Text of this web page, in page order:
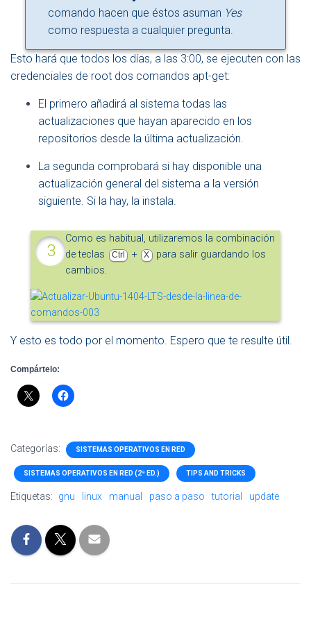
comando hacen que éstos asuman Yes
como respuesta a cualquier pregunta.
Esto hará que todos los días, a las 3:00, se ejecuten con las
credenciales de root dos comandos apt-get:
El primero añadirá al sistema todas las
actualizaciones que hayan aparecido en los
repositorios desde la última actualización.
La segunda comprobará si hay disponible una
actualización general del sistema a la versión
siguiente. Si la hay, la instala.
Como es habitual, utilizaremos la combinación
de teclas
Ctrl + X
para salir guardando los
cambios.
Y esto es todo por el momento. Espero que te resulte útil.
Compártelo:
Categorías: SISTEMAS OPERATIVOS EN RED
SISTEMAS OPERATIVOS EN RED (2ª ED.) TIPS AND TRICKS
Etiquetas: gnu linux manual paso a paso tutorial update